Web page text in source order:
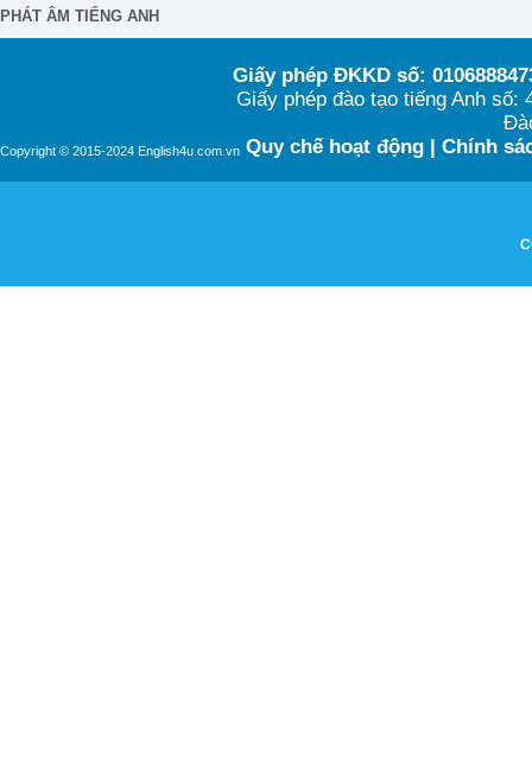
PHÁT ÂM TIẾNG ANH
Copyright © 2015-2024 English4u.com.vn
Giấy phép ĐKKD số:
Giấy phép đào tạo tiếng Anh
Quy chế hoạt động| Chính